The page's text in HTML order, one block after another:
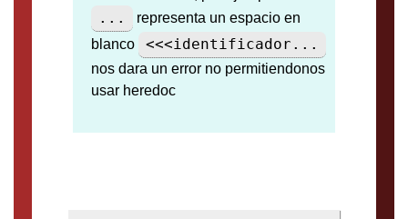
...
representa un espacio en
blanco
<<<identificador...
nos dara un error no permitiendonos
usar heredoc